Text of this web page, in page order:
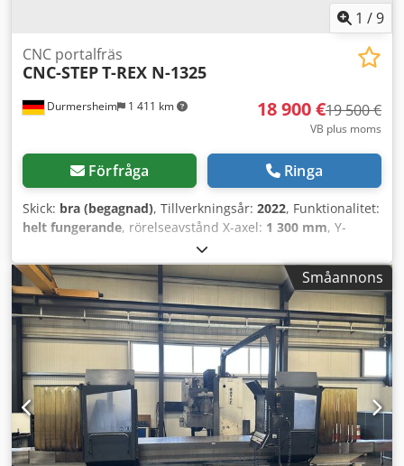
1 /9
Durmersheim 1 411 km
CNC portalfräs
CNC-STEPT-REX N-1325
18 900 €19 500 €
VB plus moms
Förfråga Ringa
Skick: bra (begagnad), Tillverkningsår: 2022, Funktionalitet:
helt fungerande, rörelseavstånd X-axel: 1 300 mm, Y-
, rörelseavstånd Z-axel:
arbetsstyckets höjd (max.):300 mm, bordlängd:2 500 mm,
bordbredd:1 300 mm, Vi erbjuder denna väl underhållna
CNC-portfräs, modell CNC-STEP T-REX N-1325, tillverkad år
2022. Tillverkare: CNC-STEP Modell: T-REX N-1325
Tillverkningsår: 2022 Skick: bra Slaglängd: 1300x2500 mm
Z-axelhöjd: 300 mm Frässpindel: HQD-spindel, modell
GDF46-18Z/3,5 3,5 kW, max. varvtal 18 000 rpm
Vakuumpump, effekt 5,5 kW Fräsen fungerar problemfritt
och felfritt. Ett komplett set spännhylsor ER25 (3-16 mm)
ingår. Mobil verktygslängdmätare. Djdpfozkp A Hjx Akqjkr I
år har styrdatorn bytts ut, eftersom den gamla inte kunde
Småannons